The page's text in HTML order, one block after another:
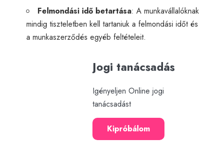
Felmondási idő betartása: A munkavállalóknak
mindig tiszteletben kell tartaniuk a felmondási időt és
a munkaszerződés egyéb feltételeit.
Jogi tanácsadás
Igényeljen Online jogi
tanácsadást
Kipróbálom